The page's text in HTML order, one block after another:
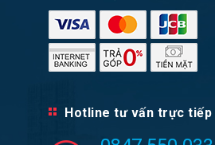
Hotline tư vấn trực tiếp